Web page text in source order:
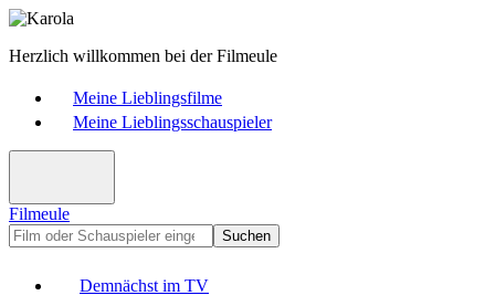
Herzlich willkommen bei der Filmeule
Meine Lieblingsfilme
Meine Lieblingsschauspieler
Filmeule
Suchen
Demnächst im TV